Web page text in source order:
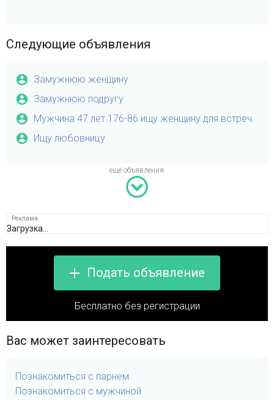
Следующие объявления
Замужнюю женщину
Замужнюю подругу
Мужчина 47 лет 176-86 ищу женщину для встреч.
Ищу любовницу
Загрузка...
Подать объявление
Бесплатно без регистрации
Вас может заинтересовать
Познакомиться с парнем
Познакомиться с мужчиной